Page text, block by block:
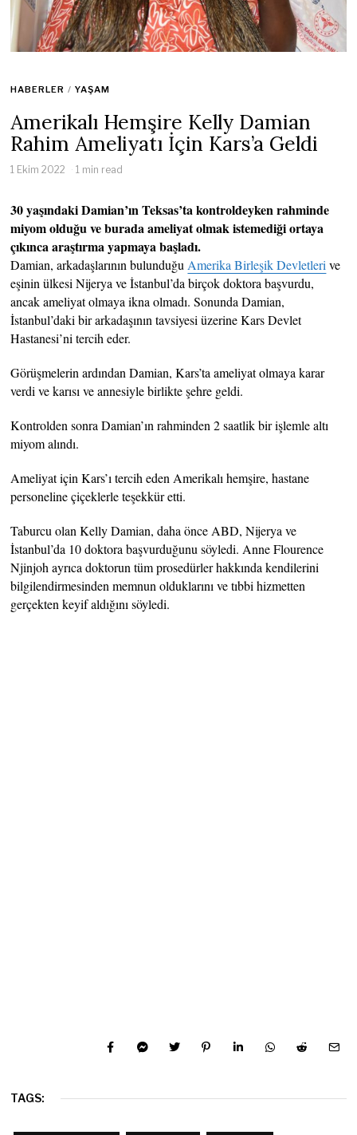
HABERLER / YAŞAM
Amerikalı Hemşire Kelly Damian
Rahim Ameliyatı İçin Kars’a Geldi
1 Ekim 2022 1 min read
30 yaşındaki Damian’ın Teksas’ta kontroldeyken rahminde
miyom olduğu ve burada ameliyat olmak istemediği ortaya
çıkınca araştırma yapmaya başladı.
Damian, arkadaşlarının bulunduğu Amerika Birleşik Devletleri ve
eşinin ülkesi Nijerya ve İstanbul’da birçok doktora başvurdu,
ancak ameliyat olmaya ikna olmadı. Sonunda Damian,
İstanbul’daki bir arkadaşının tavsiyesi üzerine Kars Devlet
Hastanesi’ni tercih eder.
Görüşmelerin ardından Damian, Kars’ta ameliyat olmaya karar
verdi ve karısı ve annesiyle birlikte şehre geldi.
Kontrolden sonra Damian’ın rahminden 2 saatlik bir işlemle altı
miyom alındı.
Ameliyat için Kars’ı tercih eden Amerikalı hemşire, hastane
personeline çiçeklerle teşekkür etti.
Taburcu olan Kelly Damian, daha önce ABD, Nijerya ve
İstanbul’da 10 doktora başvurduğunu söyledi. Anne Flourence
Njinjoh ayrıca doktorun tüm prosedürler hakkında kendilerini
bilgilendirmesinden memnun olduklarını ve tıbbi hizmetten
gerçekten keyif aldığını söyledi.
TAGS: